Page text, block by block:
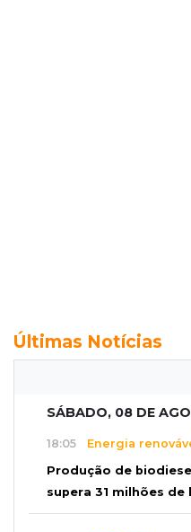
Últimas Notícias
SÁBADO, 08 DE
18:05 Energia
Produção de
supera 31 milhões de